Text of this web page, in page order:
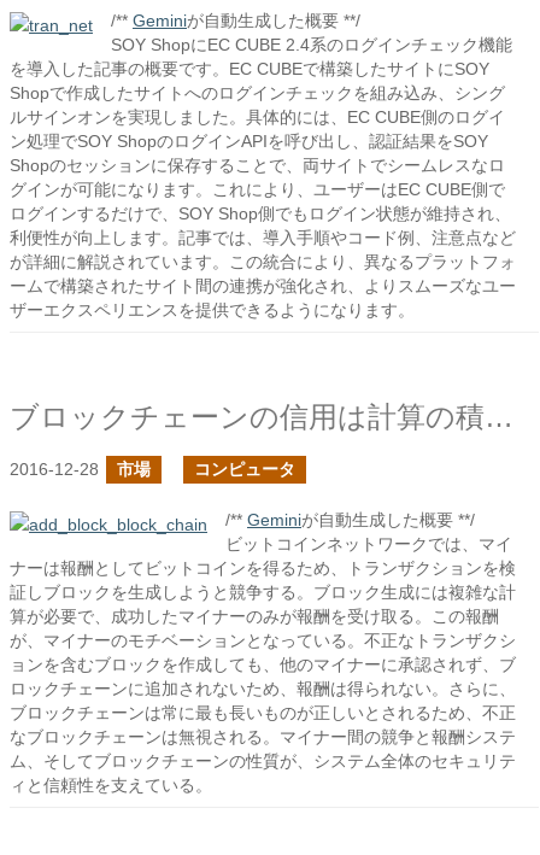
/** Geminiが自動生成した概要 **/
SOY ShopにEC CUBE 2.4系のログインチェック機能
を導入した記事の概要です。EC CUBEで構築したサイトにSOY
Shopで作成したサイトへのログインチェックを組み込み、シング
ルサインオンを実現しました。具体的には、EC CUBE側のログイ
ン処理でSOY ShopのログインAPIを呼び出し、認証結果をSOY
Shopのセッションに保存することで、両サイトでシームレスなロ
グインが可能になります。これにより、ユーザーはEC CUBE側で
ログインするだけで、SOY Shop側でもログイン状態が維持され、
利便性が向上します。記事では、導入手順やコード例、注意点など
が詳細に解説されています。この統合により、異なるプラットフォ
ームで構築されたサイト間の連携が強化され、よりスムーズなユー
ザーエクスペリエンスを提供できるようになります。
ブロックチェーンの信用は計算の積み重ね
2016-12-28 市場 コンピュータ
/** Geminiが自動生成した概要 **/
ビットコインネットワークでは、マイ
ナーは報酬としてビットコインを得るため、トランザクションを検
証しブロックを生成しようと競争する。ブロック生成には複雑な計
算が必要で、成功したマイナーのみが報酬を受け取る。この報酬
が、マイナーのモチベーションとなっている。不正なトランザクシ
ョンを含むブロックを作成しても、他のマイナーに承認されず、ブ
ロックチェーンに追加されないため、報酬は得られない。さらに、
ブロックチェーンは常に最も長いものが正しいとされるため、不正
なブロックチェーンは無視される。マイナー間の競争と報酬システ
ム、そしてブロックチェーンの性質が、システム全体のセキュリテ
ィと信頼性を支えている。